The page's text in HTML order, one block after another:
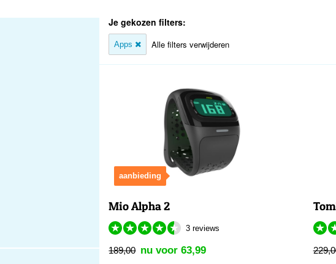
Je gekozen filters:
Apps Alle filters verwijderen
aanbieding
Mio Alpha 2
★ ★ ★ ★ ★ 3 reviews
189,00 nu voor 63,99
★